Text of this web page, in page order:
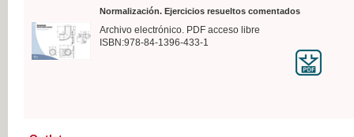
Normalización. Ejercicios resueltos comentados
Archivo electrónico. PDF acceso libre
ISBN:978-84-1396-433-1